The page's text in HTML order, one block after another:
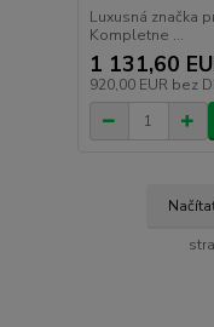
Luxusná značka
Kompletne ...
1 131,60
920,00 EUR bez